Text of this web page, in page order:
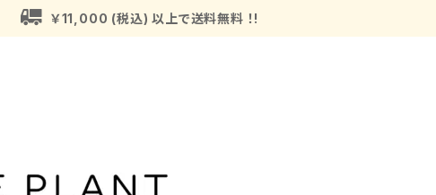
￥11,000 (税込) 以上で送料無料 ！!